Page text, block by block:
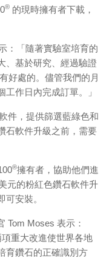
® 的現時擁有者下載，
：「隨著實驗室培育的
、基於研究、經過驗證
好處的。儘管我們的月
作日內完成訂單。」
件，提供篩選藍綠色和
石軟件升級之前，需要
®擁有者，協助他們進
元的粉紅色鑽石軟件升
安裝。
Tom Moses 表示：
重大改進使世界各地
育鑽石的正確識別方